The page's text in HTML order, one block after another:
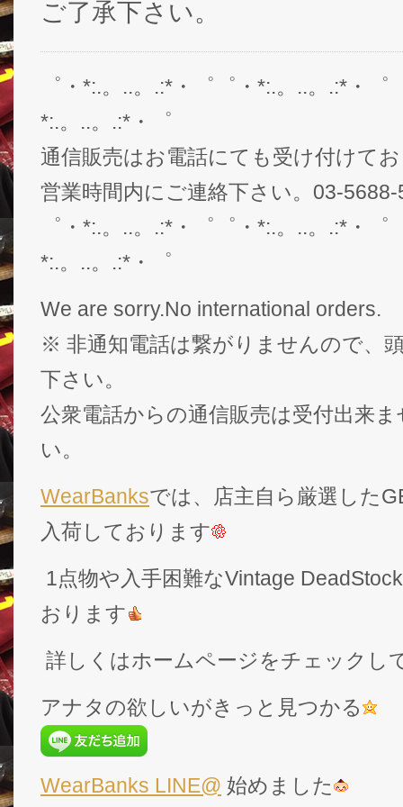
ご了承下さい。
゜・*:.。..。.:*・゜゜・*:.。..。.:*・
*:.。..。.:*・゜
通信販売はお電話にても受け付けて
営業時間内にご連絡下さい。03-5688-
゜・*:.。..。.:*・゜゜・*:.。..。.:*・
*:.。..。.:*・゜
We are sorry.No international orders.
※ 非通知電話は繋がりませんので、
下さい。
公衆電話からの通信販売は受付出来
い。
WearBanksでは、店主自ら厳選した
入荷しております
1点物や入手困難なVintage
おります
詳しくはホームページをチェックし
アナタの欲しいがきっと見つかる
WearBanks LINE@ 始めました